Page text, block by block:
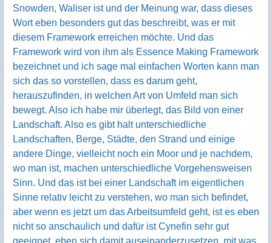
Snowden, Waliser ist und der Meinung war, dass dieses
Wort eben besonders gut das beschreibt, was er mit
diesem Framework erreichen möchte. Und das
Framework wird von ihm als Essence Making Framework
bezeichnet und ich sage mal einfachen Worten kann man
sich das so vorstellen, dass es darum geht,
herauszufinden, in welchen Art von Umfeld man sich
bewegt. Also ich habe mir überlegt, das Bild von einer
Landschaft. Also es gibt halt unterschiedliche
Landschaften, Berge, Städte, den Strand und einige
andere Dinge, vielleicht noch ein Moor und je nachdem,
wo man ist, machen unterschiedliche Vorgehensweisen
Sinn. Und das ist bei einer Landschaft im eigentlichen
Sinne relativ leicht zu verstehen, wo man sich befindet,
aber wenn es jetzt um das Arbeitsumfeld geht, ist es eben
nicht so anschaulich und dafür ist Cynefin sehr gut